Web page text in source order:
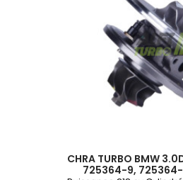
CHRA TURBO BMW
725364-9,